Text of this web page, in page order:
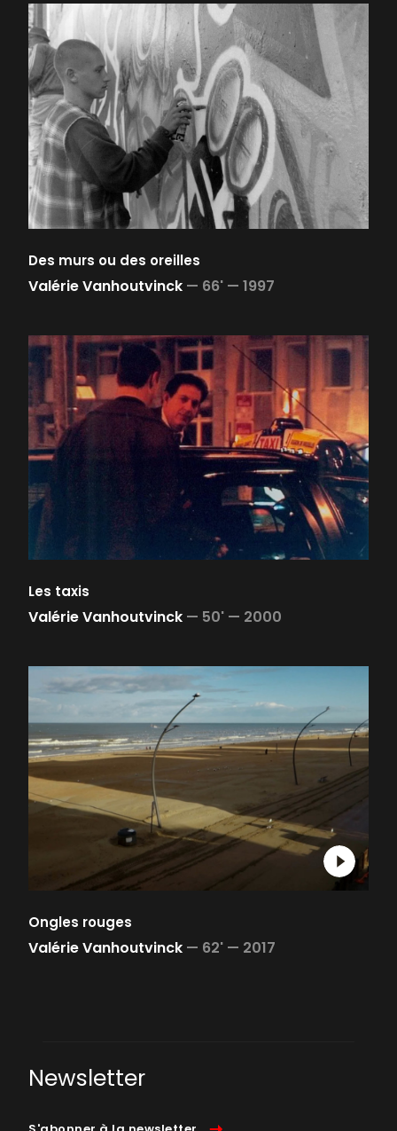
Des murs ou des oreilles
Valérie Vanhoutvinck — 66' — 1997
Les taxis
Valérie Vanhoutvinck — 50' — 2000
Ongles rouges
Valérie Vanhoutvinck — 62' — 2017
Newsletter